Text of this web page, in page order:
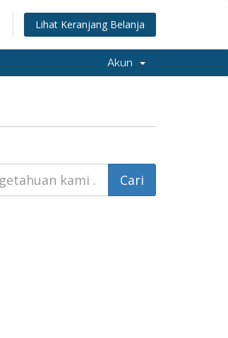
Lihat Keranjang Belanja
Akun